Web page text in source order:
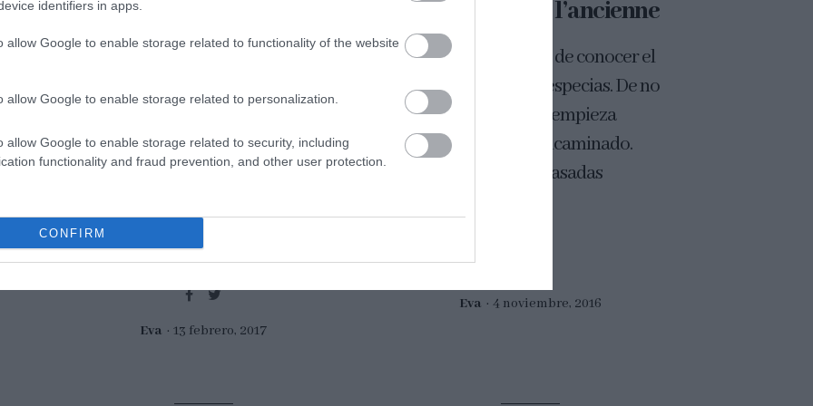
identifiers in apps.
allow Google to enable storage related to functionality of the website
allow Google to enable storage related to personalization.
allow Google to enable storage related to security, including
functionality and fraud prevention, and other user protection.
CONFIRM
Vegetarian Pho – {Sopa
Vietnamita con noodles}
tendremos que combatirlo con
elaboraciones sencillas y ricas. Esta
sopa vietnamita con noodles, conocida
ha venido...
Eva 13 febrero, 2017
Pain d’épices à l’ancienne
No sé si tenéis el placer de conocer el
pain d'épices o pan de especias. De no
ser así, hoy vuestro día empieza
inmensamente bien encaminado.
Recuerdo cuando las pasadas
Eva 4 noviembre, 2016